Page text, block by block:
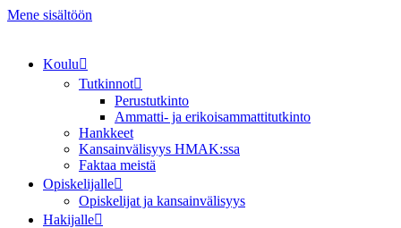
Mene sisältöön
Koulu
Tutkinnot
Perustutkinto
Ammatti- ja erikoisammattitutkinto
Hankkeet
Kansainvälisyys HMAK:ssa
Faktaa meistä
Opiskelijalle
Opiskelijat ja kansainvälisyys
Hakijalle